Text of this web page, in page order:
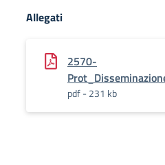
Allegati
2570-
pdf - 231 kb